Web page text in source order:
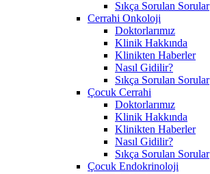
Sıkça Sorulan Sorular
Cerrahi Onkoloji
Doktorlarımız
Klinik Hakkında
Klinikten Haberler
Nasıl Gidilir?
Sıkça Sorulan Sorular
Çocuk Cerrahi
Doktorlarımız
Klinik Hakkında
Klinikten Haberler
Nasıl Gidilir?
Sıkça Sorulan Sorular
Çocuk Endokrinoloji